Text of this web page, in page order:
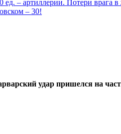
– артиллерии. Потери врага
– 30!
удар пришелся на